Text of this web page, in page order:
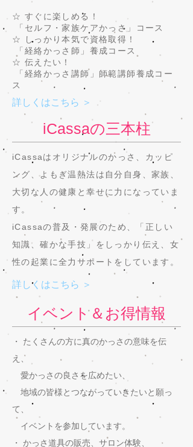
☆ すぐに楽しめる！
「セルフ・家族ケアかっさ」コース
☆ しっかり本気で資格取得！
「経絡かっさ師」養成コース
☆ 伝えたい！
「経絡かっさ講師」師範講師養成コー
ス
詳しくはこちら ＞
詳しくはこちら ＞
iCassaの三本柱
iCassaはオリジナルのかっさ、カッピ
ング、よもぎ温熱法は自分自身、家族、
大切な人の健康と幸せに力になっていま
す。
iCassaの普及・発展のため、「正しい
知識、確かな手技」をしっかり伝え、女
性の起業に全力サポートをしています。
イベント＆お得情報
・ たくさんの方に真のかっさの意味を伝
え、
愛かっさの良さを広めたい、
地域の皆様とつながっていきたいと願っ
て、
イベントを参加しています。
・ かっさ道具の販売、サロン体験、